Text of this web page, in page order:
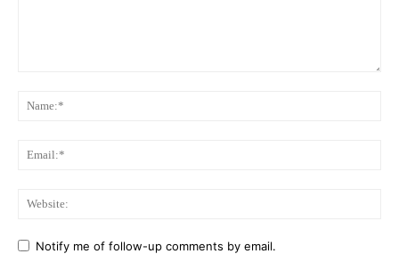
Notify me of follow-up comments by email.